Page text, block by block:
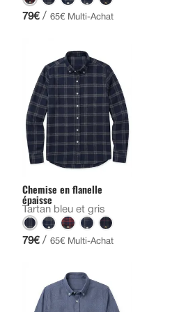
79€ / 65€ Multi-Achat
Chemise en flanelle
épaisse
Tartan bleu et gris
79€ / 65€ Multi-Achat